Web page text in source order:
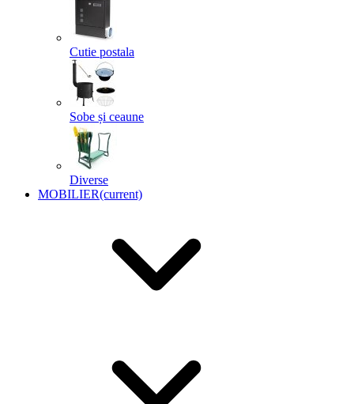
Cutie postala
Sobe și ceaune
Diverse
MOBILIER(current)